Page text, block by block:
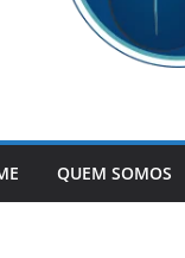
QUEM SOMOS